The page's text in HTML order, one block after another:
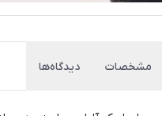
مشخصات دیدگاه‌ها